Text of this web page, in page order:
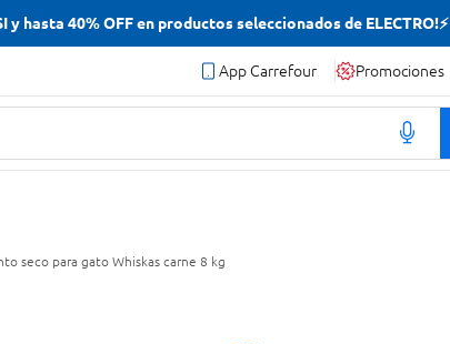
y hasta 40% OFF en productos seleccionados de ELECTRO!⚡
App Carrefour Promociones
seco para gato Whiskas carne 8 kg